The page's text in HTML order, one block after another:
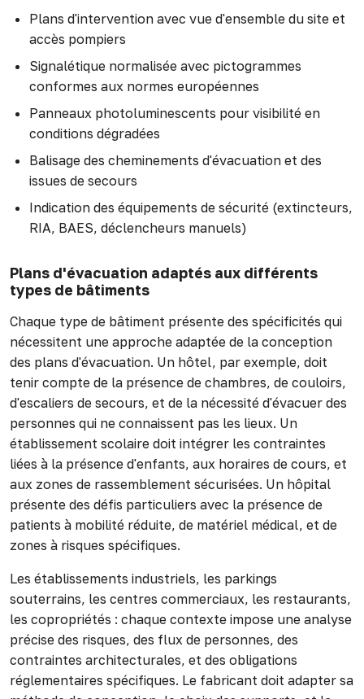
Plans d'intervention avec vue d'ensemble du site et
accès pompiers
Signalétique normalisée avec pictogrammes
conformes aux normes européennes
Panneaux photoluminescents pour visibilité en
conditions dégradées
Balisage des cheminements d'évacuation et des
issues de secours
Indication des équipements de sécurité (extincteurs,
RIA, BAES, déclencheurs manuels)
Plans d'évacuation adaptés aux différents
types de bâtiments
Chaque type de bâtiment présente des spécificités qui
nécessitent une approche adaptée de la conception
des plans d'évacuation. Un hôtel, par exemple, doit
tenir compte de la présence de chambres, de couloirs,
d'escaliers de secours, et de la nécessité d'évacuer des
personnes qui ne connaissent pas les lieux. Un
établissement scolaire doit intégrer les contraintes
liées à la présence d'enfants, aux horaires de cours, et
aux zones de rassemblement sécurisées. Un hôpital
présente des défis particuliers avec la présence de
patients à mobilité réduite, de matériel médical, et de
zones à risques spécifiques.
Les établissements industriels, les parkings
souterrains, les centres commerciaux, les restaurants,
les copropriétés : chaque contexte impose une analyse
précise des risques, des flux de personnes, des
contraintes architecturales, et des obligations
réglementaires spécifiques. Le fabricant doit adapter sa